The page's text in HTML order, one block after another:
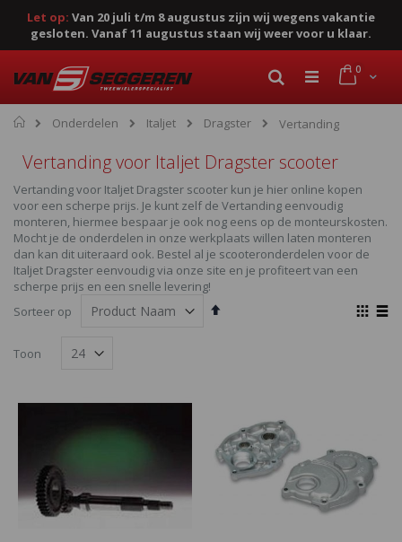
Let op: Van 20 juli t/m 8 augustus zijn wij wegens vakantie
gesloten. Vanaf 11 augustus staan wij weer voor u klaar.
naar
de
inhoud
Cart
0
Zoek
Home
Onderdelen Italjet Dragster Vertanding
Vertanding voor Italjet Dragster scooter
Vertanding voor Italjet Dragster scooter kun je hier online kopen
voor een scherpe prijs. Je kunt zelf de Vertanding eenvoudig
monteren, hiermee bespaar je ook nog eens op de monteurskosten.
Mocht je de onderdelen in onze werkplaats willen laten monteren
dan kan dit uiteraard ook. Bestel al je scooteronderdelen voor de
Italjet Dragster eenvoudig via onze site en je profiteert van een
scherpe prijs en een snelle levering!
Sorteer op
Van
Toon